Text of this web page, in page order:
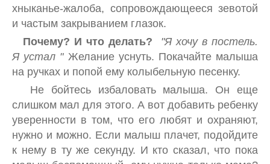
хныканье-жалоба, сопровождающееся зевотой
и частым закрыванием глазок.
Почему? И что делать?
"Я хочу в постель.
Я устал " Желание уснуть. Покачайте малыша
на ручках и попой ему колыбельную песенку.
Не бойтесь избаловать малыша. Он еще
слишком мал для этого. А вот добавить ребенку
уверенности в том, что его любят и охраняют,
нужно и можно. Если малыш плачет, подойдите
к нему в ту же секунду. И кто сказал, что пока